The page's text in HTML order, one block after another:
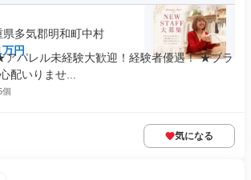
多気郡明和町中村
円
パレル未経験大歓迎！経験者優遇！ ★ブラ
配いりませ...
個
気になる